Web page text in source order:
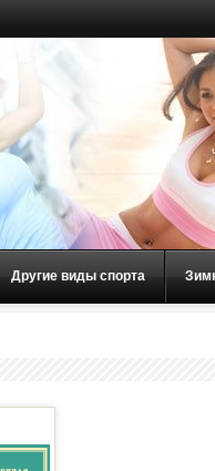
Другие виды спорта